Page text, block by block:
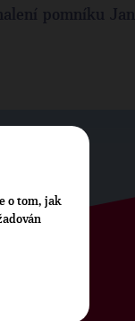
pomníku Jan
o tom, jak